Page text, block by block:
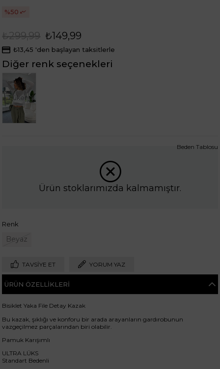
50
₺299,99 ₺149,99
₺13,45 'den başlayan taksitlerle
Diğer renk seçenekleri
Tükendi
Ürün stoklarımızda kalmamıştır.
Renk
Beyaz
Beden Tablosu
TAVSIYE ET YORUM YAZ
ÜRÜN ÖZELLIKLERI
Bisiklet Yaka File Detay Kazak
Bu kazak, şıklığı ve konforu bir arada arayanların gardırobunun
vazgeçilmez parçalarından biri olabilir.
Pamuk Karışımlı
ULTRA LÜKS
Standart Bedenli